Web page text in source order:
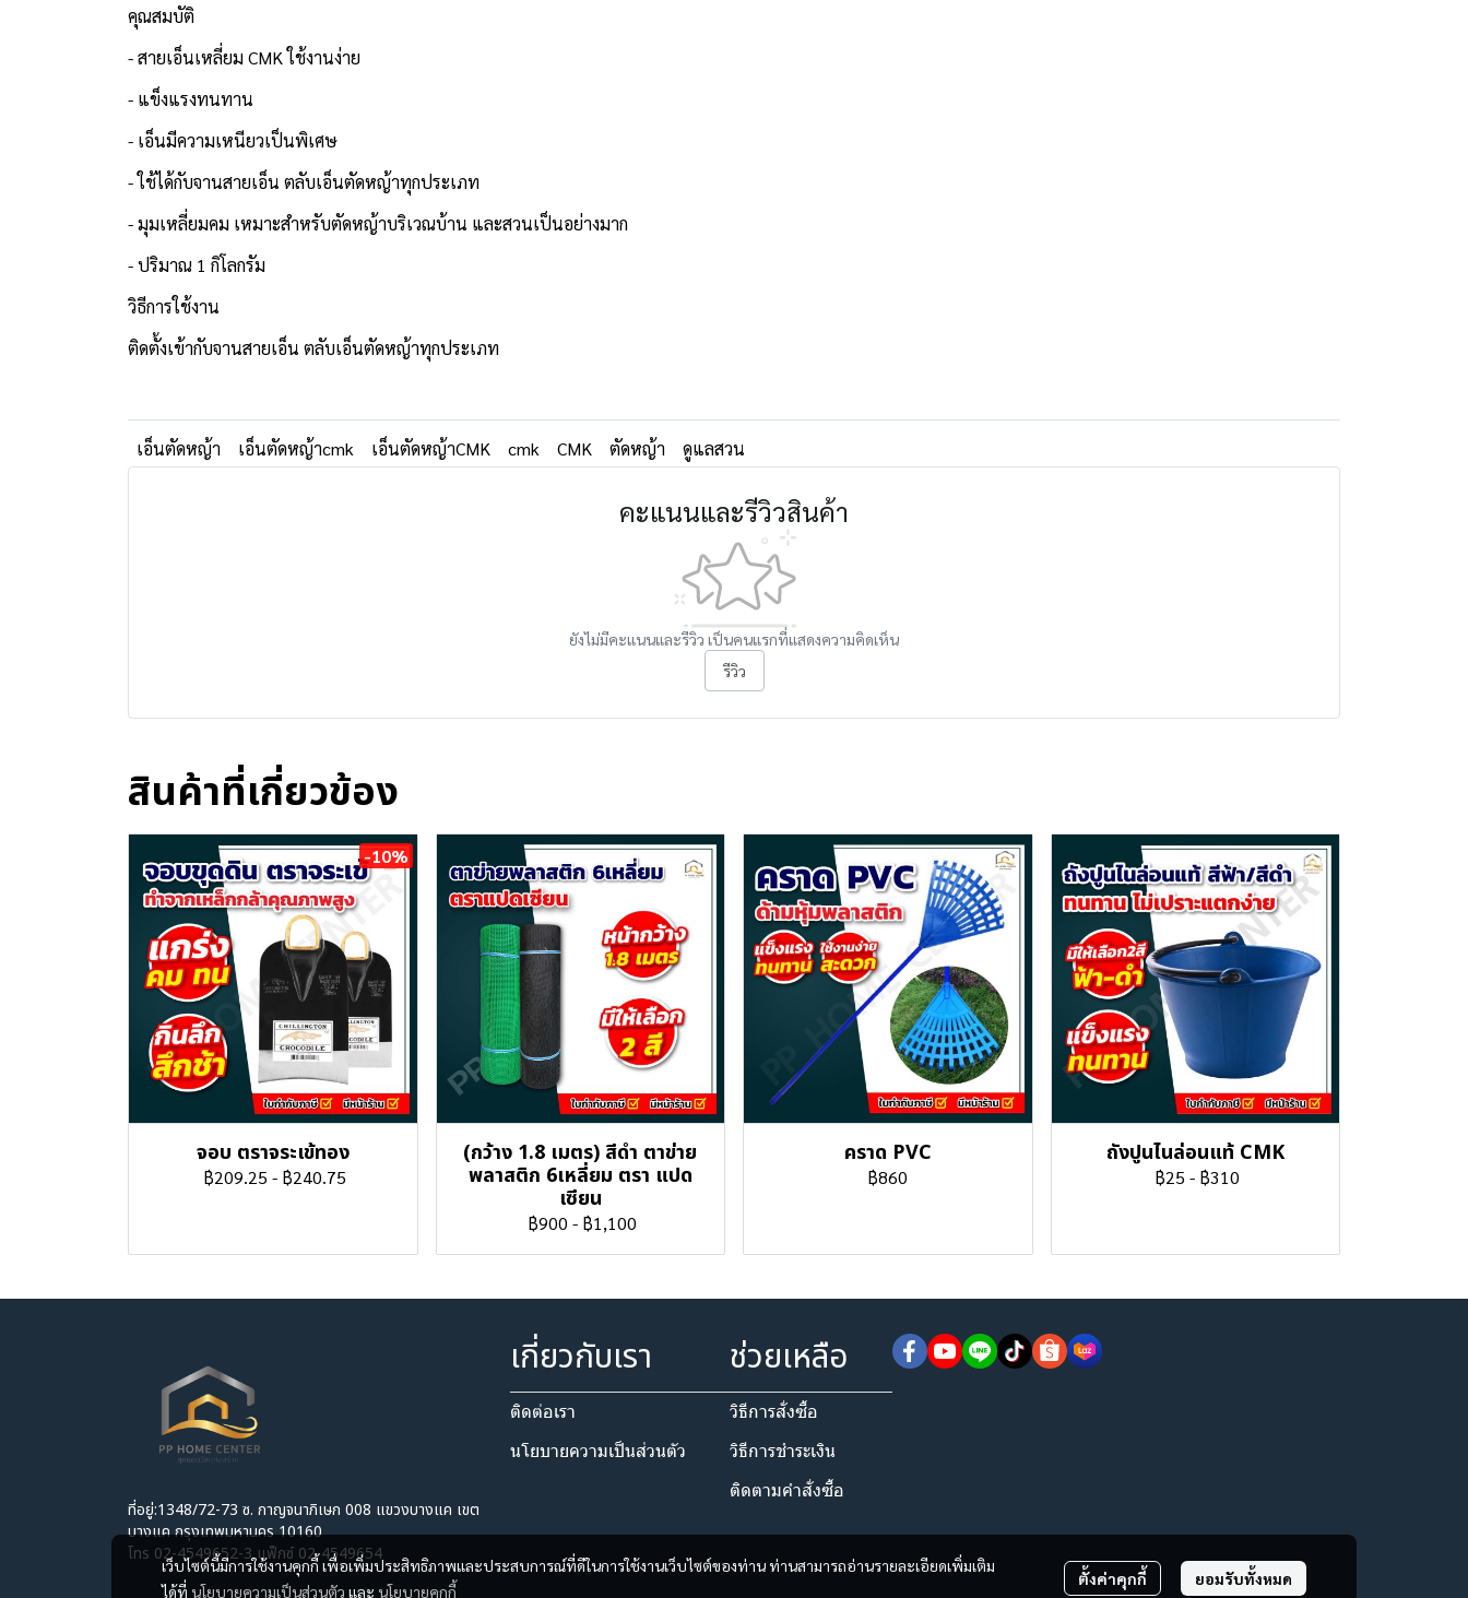
คุณสมบัติ
- สายเอ็นเหลี่ยม CMK ใช้งานง่าย
- แข็งแรงทนทาน
- เอ็นมีความเหนียวเป็นพิเศษ
- ใช้ได้กับจานสายเอ็น ตลับเอ็นตัดหญ้าทุกประเภท
- มุมเหลี่ยมคม เหมาะสำหรับตัดหญ้าบริเวณบ้าน และสวนเป็นอย่างมาก
- ปริมาณ 1 กิโลกรัม
วิธีการใช้งาน
ติดตั้งเข้ากับจานสายเอ็น ตลับเอ็นตัดหญ้าทุกประเภท
เอ็นตัดหญ้า เอ็นตัดหญ้าcmk เอ็นตัดหญ้าCMK cmk CMK ตัดหญ้า ดูแลสวน
คะแนนและรีวิวสินค้า
ยังไม่มีคะแนนและรีวิว เป็นคนแรกที่แสดงความคิดเห็น
รีวิว
สินค้าที่เกี่ยวข้อง
-10%
จอบ ตราจระเข้ทอง
฿209.25 - ฿240.75
(กว้าง 1.8 เมตร) สีดำ ตาข่าย
พลาสติก 6เหลี่ยม ตรา แปด
เซียน
฿900 - ฿1,100
คราด PVC
฿860
ถังปูนไนล่อนแท้ CMK
฿25 - ฿310
เว็บไซต์นี้มีการใช้งานคุกกี้ เพื่อเพิ่มประสิทธิภาพและประสบการณ์ที่ดีในการใช้งานเว็บไซต์ของท่าน ท่านสามารถอ่านรายละเอียดเพิ่มเติม
ได้ที่ นโยบายความเป็นส่วนตัว และ นโยบายคุกกี้
ตั้งค่าคุกกี้ ยอมรับทั้งหมด
ที่อยู่:1348/72-73 ซ. กาญจนาภิเษก 008 แขวงบางแค เขต
บางแค กรุงเทพมหานคร 10160
โทร 02-4549652-3 แฟ็กซ์ 02-4549654
เกี่ยวกับเรา
ติดต่อเรา
นโยบายความเป็นส่วนตัว​
ช่วยเหลือ
วิธีการสั่งซื้อ
วิธีการชำระเงิน
ติดตามคำสั่งซื้อ